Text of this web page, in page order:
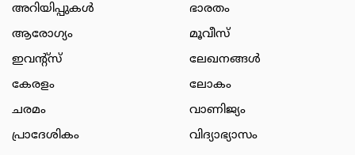
അറിയിപ്പുകള്‍
ആരോഗ്യം
ഇവന്റ്സ്
കേരളം
ചരമം
പ്രാദേശികം
ഭാരതം
മൂവീസ്
ലേഖനങ്ങള്‍
ലോകം
വാണിജ്യം
വിദ്യാഭ്യാസം